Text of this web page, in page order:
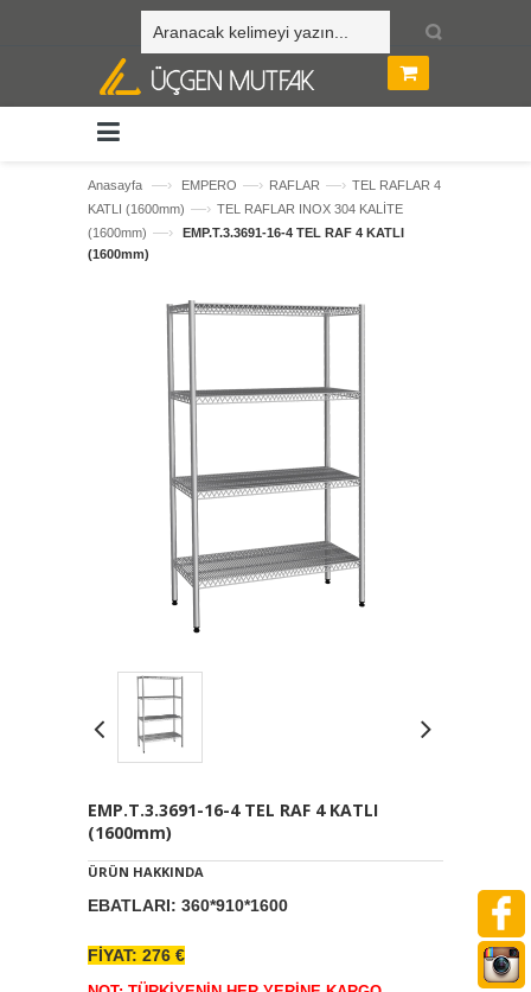
Anasayfa —› EMPERO —› RAFLAR —› TEL RAFLAR 4
KATLI (1600mm) —› TEL RAFLAR INOX 304 KALİTE
(1600mm) —›
EMP.T.3.3691-16-4 TEL RAF 4 KATLI
(1600mm)
EMP.T.3.3691-16-4 TEL RAF 4 KATLI
(1600mm)
ÜRÜN HAKKINDA
EBATLARI: 360*910*1600
FİYAT: 276 €